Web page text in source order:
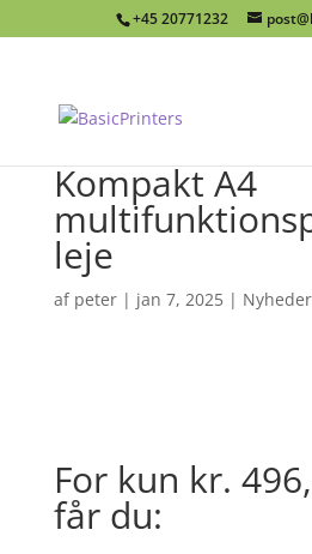
+45 20771232
Kompakt A4
leje
af peter| jan 7, 2025| Nyheder
For kun kr.
får du: